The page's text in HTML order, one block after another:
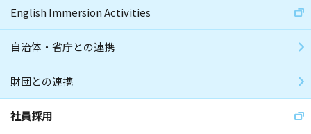
English Immersion Activities
自治体・省庁との連携
財団との連携
社員採用